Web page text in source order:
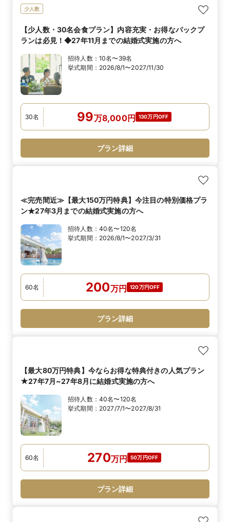
少人数
【少人数・30名会食プラン】内容充実・お得なパックプ
ランは必見！◆27年11月までの結婚式実施の方へ
招待人数： 10名〜39名
挙式期間： 2026/8/1〜2027/11/30
30名 99万8,000円 130万円OFF
プラン詳細
≪完売間近≫【最大150万円特典】今注目の特別価格プラ
ン★27年3月までの結婚式実施の方へ
招待人数： 40名〜120名
挙式期間： 2026/8/1〜2027/3/31
60名 200万円 120万円OFF
プラン詳細
【最大80万円特典】今ならお得な特典付きの人気プラン
★27年7月~27年8月に結婚式実施の方へ
招待人数： 40名〜120名
挙式期間： 2027/7/1〜2027/8/31
60名 270万円 50万円OFF
プラン詳細